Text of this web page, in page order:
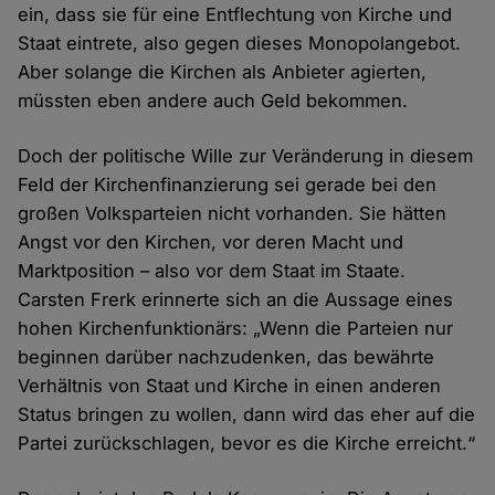
ein, dass sie für eine Entflechtung von Kirche und
Staat eintrete, also gegen dieses Monopolangebot.
Aber solange die Kirchen als Anbieter agierten,
müssten eben andere auch Geld bekommen.
Doch der politische Wille zur Veränderung in diesem
Feld der Kirchenfinanzierung sei gerade bei den
großen Volksparteien nicht vorhanden. Sie hätten
Angst vor den Kirchen, vor deren Macht und
Marktposition – also vor dem Staat im Staate.
Carsten Frerk erinnerte sich an die Aussage eines
hohen Kirchenfunktionärs: „Wenn die Parteien nur
beginnen darüber nachzudenken, das bewährte
Verhältnis von Staat und Kirche in einen anderen
Status bringen zu wollen, dann wird das eher auf die
Partei zurückschlagen, bevor es die Kirche erreicht.“
und
Cookies